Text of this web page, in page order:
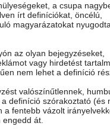
a csupa
írt definíciókat, öncélú,
magyarázatokat
az olyan bejegyzéseket,
vagy hirdetést
nem lehet a definíció
valószínűtlennek,
definíció szórakoztató (és
a fentebb vázolt
át.